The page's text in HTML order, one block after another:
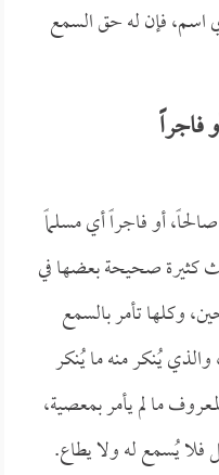
اسم، فإن له حق السمع
فاجراً
أو فاجراً أي مسلماً
كثيرة صحيحة بعضها في
وكلها تأمر بالسمع
يُنكر منه ما يُنكر
ما لم يأمر بمعصية،
فلا يُسمع له ولا يطاع.